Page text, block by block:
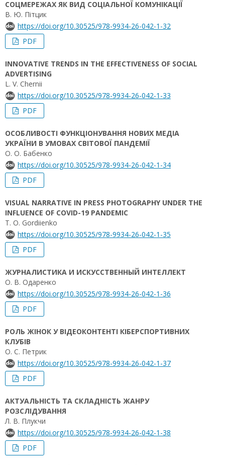
СОЦМЕРЕЖАХ ЯК ВИД СОЦІАЛЬНОЇ КОМУНІКАЦІЇ
В. Ю. Пітцик
https://doi.org/10.30525/978-9934-26-042-1-32
PDF
INNOVATIVE TRENDS IN THE EFFECTIVENESS OF SOCIAL
ADVERTISING
L. V. Chernii
https://doi.org/10.30525/978-9934-26-042-1-33
PDF
ОСОБЛИВОСТІ ФУНКЦІОНУВАННЯ НОВИХ МЕДІА
УКРАЇНИ В УМОВАХ СВІТОВОЇ ПАНДЕМІЇ
О. О. Бабенко
https://doi.org/10.30525/978-9934-26-042-1-34
PDF
VISUAL NARRATIVE IN PRESS PHOTOGRAPHY UNDER THE
INFLUENCE OF COVID-19 PANDEMIC
T. O. Gordiienko
https://doi.org/10.30525/978-9934-26-042-1-35
PDF
ЖУРНАЛИСТИКА И ИСКУССТВЕННЫЙ ИНТЕЛЛЕКТ
О. В. Одаренко
https://doi.org/10.30525/978-9934-26-042-1-36
PDF
РОЛЬ ЖІНОК У ВІДЕОКОНТЕНТІ КІБЕРСПОРТИВНИХ
КЛУБІВ
О. С. Петрик
https://doi.org/10.30525/978-9934-26-042-1-37
PDF
АКТУАЛЬНІСТЬ ТА СКЛАДНІСТЬ ЖАНРУ
РОЗСЛІДУВАННЯ
Л. В. Плукчи
https://doi.org/10.30525/978-9934-26-042-1-38
PDF